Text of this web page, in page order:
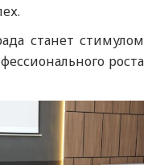
станет стимулом
роста